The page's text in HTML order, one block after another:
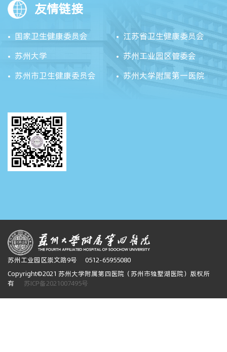
友情链接
国家卫生健康委员会
江苏省卫生健康委员会
苏州大学
苏州工业园区管委会
苏州市卫生健康委员会
苏州大学附属第一医院
苏州工业园区崇文路9号
0512-65955080
Copyright©2021 苏州大学附属第四医院（苏州市独墅湖医院）版权所
有
苏ICP备2021007495号